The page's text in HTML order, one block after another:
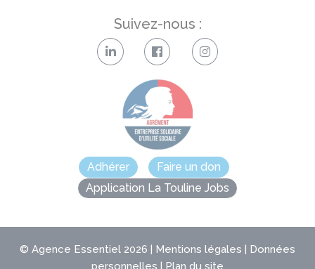
Suivez-nous :
Adhérer
Faire un don
Application La Touline Jobs
© Agence Essentiel 2026 | Mentions légales | Données
personnelles | Plan du site